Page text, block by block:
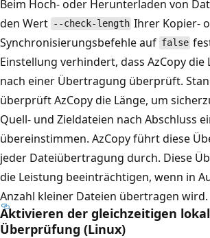
Beim Hoch- oder Herunterladen von
den Wert --check-length Ihrer Kopier-
Synchronisierungsbefehle auf false
Einstellung verhindert, dass AzCopy die
nach einer Übertragung überprüft.
überprüft AzCopy die Länge, um
Quell- und Zieldateien nach Abschluss
übereinstimmen. AzCopy führt diese
jeder Dateiübertragung durch. Diese
die Leistung beeinträchtigen, wenn in
Anzahl kleiner Dateien übertragen wird.
Aktivieren der gleichzeitigen
Überprüfung (Linux)